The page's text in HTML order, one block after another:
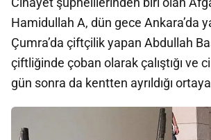
Hamidullah A, dün gece Ankara’da
Çumra’da çiftçilik yapan Abdullah
çiftliğinde çoban olarak çalıştığı ve
gün sonra da kentten ayrıldığı ortaya